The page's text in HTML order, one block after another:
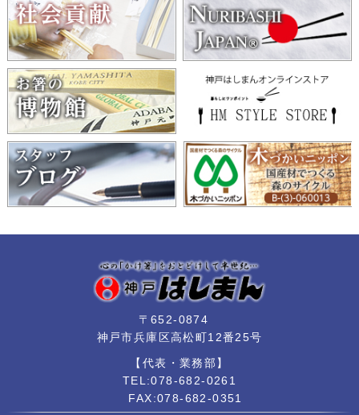
〒652-0874
神戸市兵庫区高松町12番25号
【代表・業務部】
TEL:078-682-0261
FAX:078-682-0351